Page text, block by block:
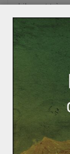
bilan est très
Certains pays
proximité
de l’Autriche
par des
action
diplomates
l’Est, le
Robert Fico
demandes
eu aucun effet.